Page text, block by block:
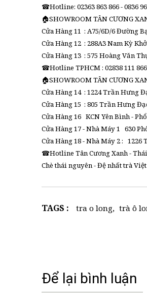
☎Hotline: 02363 863 866 - 0836
🏠SHOWROOM TÂN CƯƠNG
Cửa Hàng 11 : A75/6D/6 Đường
Cửa Hàng 12 : 288A3 Nam Kỳ
Cửa Hàng 13 : 575 Hoàng Văn
☎Hotline TPHCM : 02838 111 866
🏠SHOWROOM TÂN CƯƠNG
Cửa Hàng 14 : 1224 Trần Hưng
Cửa Hàng 15 : 805 Trần Hưng
Cửa Hàng 16 KCN Yên Bình -
Cửa Hàng 17 - Nhà Máy 1 630
Cửa Hàng 18 - Nhà Máy 2 :
☎Hotline Tân Cương Xanh - Thái
Chè thái nguyên - Đệ nhất trà Việt
TAGS : tra o long, trà ô
Để lại bình luận